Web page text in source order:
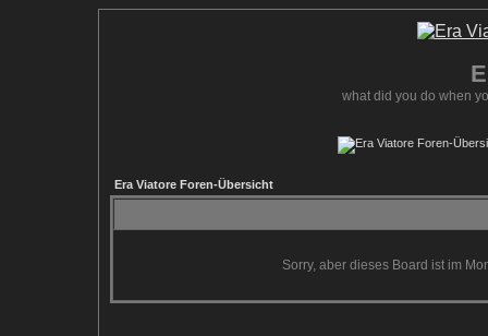
what did you do when
Era Viatore Foren-Übersicht
Sorry, aber dieses Board ist im